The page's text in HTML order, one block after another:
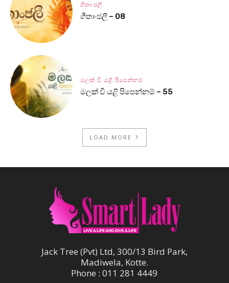
ගීතාංජලී
ගීතාංජලී – 08
මලක් වී යළි පිපෙන්නම්
මලක් වී යළි පිපෙන්නම් – 55
LOAD MORE
Jack Tree (Pvt) Ltd, 300/13 Bird Park,
Madiwela, Kotte.
Phone : 011 281 4449